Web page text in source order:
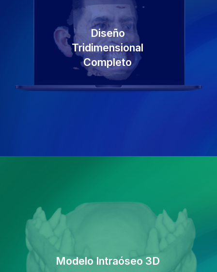
Diseño
Tridimensional
Completo
Modelo Intraóseo 3D